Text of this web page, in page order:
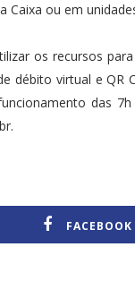
Caixa ou em
os recursos
débito virtual e QR
das
FACEBOOK